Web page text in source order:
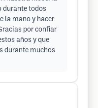
durante todos
la mano y hacer
por confiar
años y que
durante muchos